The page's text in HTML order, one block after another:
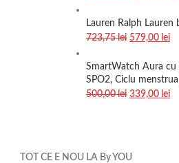
Lauren Ralph
723,75lei 579,00 lei
SmartWatch Aura cu
SPO2, Ciclu
500,00lei 339,00 lei
TOT CE E NOU LA By YOU